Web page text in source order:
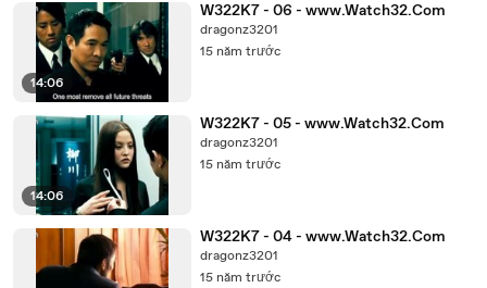
14:06
W322K7 - 06 - www.Watch32.Com
dragonz3201
15 năm trước
14:06
W322K7 - 05 - www.Watch32.Com
dragonz3201
15 năm trước
W322K7 - 04 - www.Watch32.Com
dragonz3201
15 năm trước